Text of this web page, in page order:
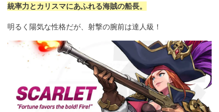
統率力とカリスマにあふれる海賊の船長。
明るく陽気な性格だが、射撃の腕前は達人級！